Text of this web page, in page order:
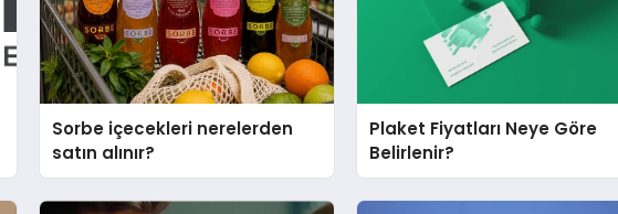
Sorbe içecekleri nerelerden
satın alınır?
Plaket Fiyatları Neye Göre
Belirlenir?